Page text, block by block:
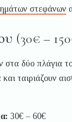
στεφάνων
(30€ –
στα δύο πλάγια
ταιριάζουν
30€ – 60€